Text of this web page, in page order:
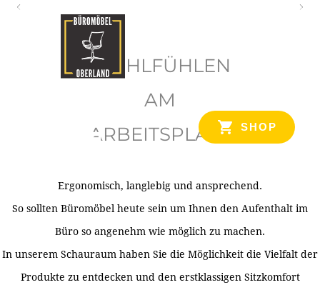
SHOP
WOHLFÜHLEN
AM
ARBEITSPLATZ
Ergonomisch, langlebig und ansprechend.
So sollten Büromöbel heute sein um Ihnen den Aufenthalt im
Büro so angenehm wie möglich zu machen.
In unserem Schauraum haben Sie die Möglichkeit die Vielfalt der
Produkte zu entdecken und den erstklassigen Sitzkomfort